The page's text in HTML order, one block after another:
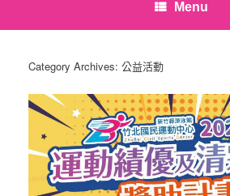
Menu
Category Archives: 公益活動